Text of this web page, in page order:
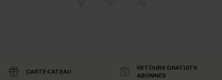
CARTE CATEAU
RETOURS GRATUITS
ABONNÉS